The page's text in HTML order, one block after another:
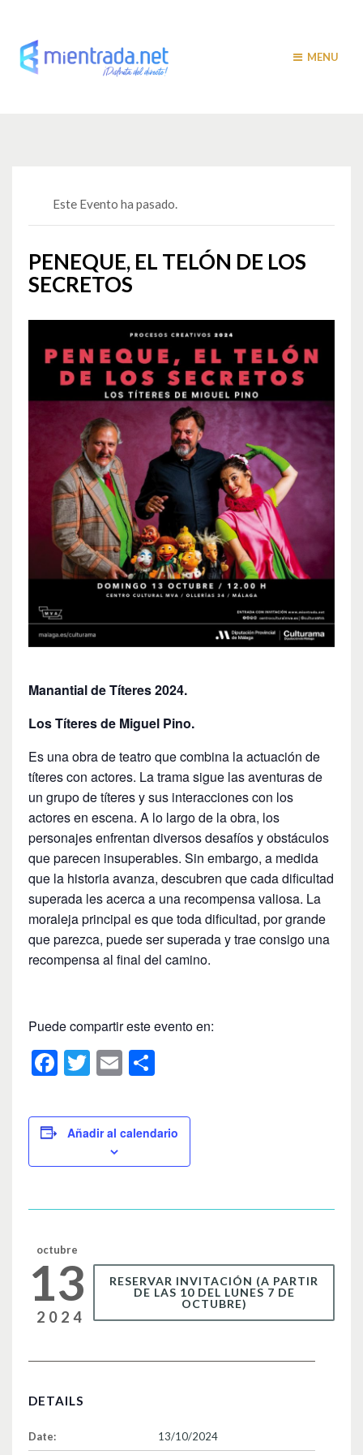
MENU
Este Evento ha pasado.
PENEQUE, EL TELÓN DE LOS
SECRETOS
Manantial de Títeres 2024.
Los Títeres de Miguel Pino.
Es una obra de teatro que combina la actuación de
títeres con actores. La trama sigue las aventuras de
un grupo de títeres y sus interacciones con los
actores en escena. A lo largo de la obra, los
personajes enfrentan diversos desafíos y obstáculos
que parecen insuperables. Sin embargo, a medida
que la historia avanza, descubren que cada dificultad
superada les acerca a una recompensa valiosa. La
moraleja principal es que toda dificultad, por grande
que parezca, puede ser superada y trae consigo una
recompensa al final del camino.
Puede compartir este evento en:
F
a
c
e
b
o
k
T
wi
tt
er
E
m
ailm
p
ar
Añadir al calendario
octubre
13
2024
RESERVAR INVITACIÓN (A PARTIR
DE LAS 10 DEL LUNES 7 DE
OCTUBRE)
DETAILS
Date: 13/10/2024